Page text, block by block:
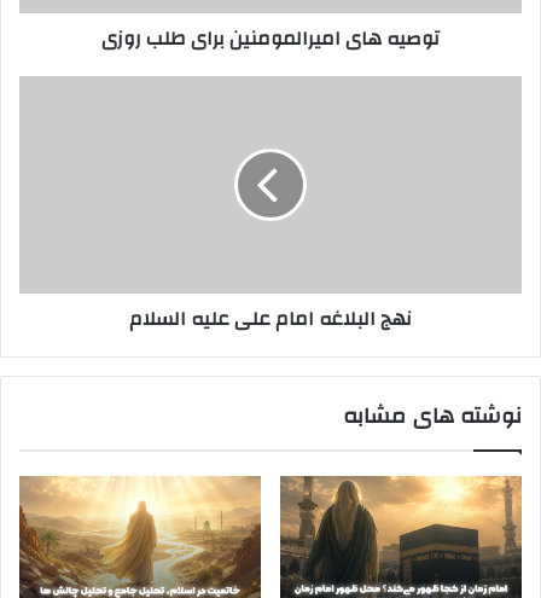
توصیه های امیرالمومنین برای طلب روزی
نهج البلاغه امام علی علیه السلام
نوشته های مشابه